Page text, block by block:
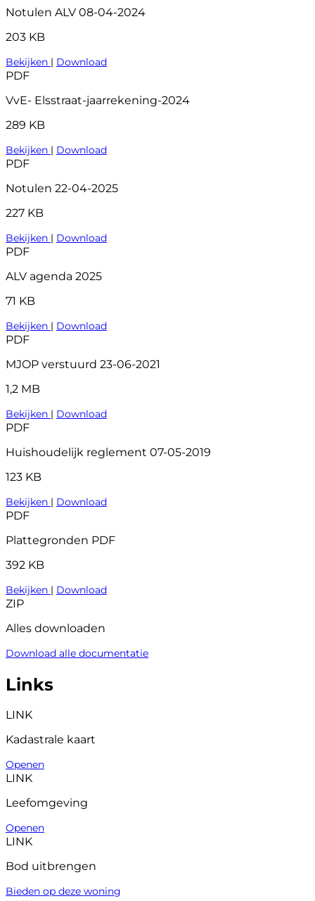
Notulen ALV 08-04-2024
203 KB
Bekijken | Download
PDF
VvE- Elsstraat-jaarrekening-2024
289 KB
Bekijken | Download
PDF
Notulen 22-04-2025
227 KB
Bekijken | Download
PDF
ALV agenda 2025
71 KB
Bekijken | Download
PDF
MJOP verstuurd 23-06-2021
1,2 MB
Bekijken | Download
PDF
Huishoudelijk reglement 07-05-2019
123 KB
Bekijken | Download
PDF
Plattegronden PDF
392 KB
Bekijken | Download
ZIP
Alles downloaden
Download alle documentatie
Links
LINK
Kadastrale kaart
Openen
LINK
Leefomgeving
Openen
LINK
Bod uitbrengen
Bieden op deze woning